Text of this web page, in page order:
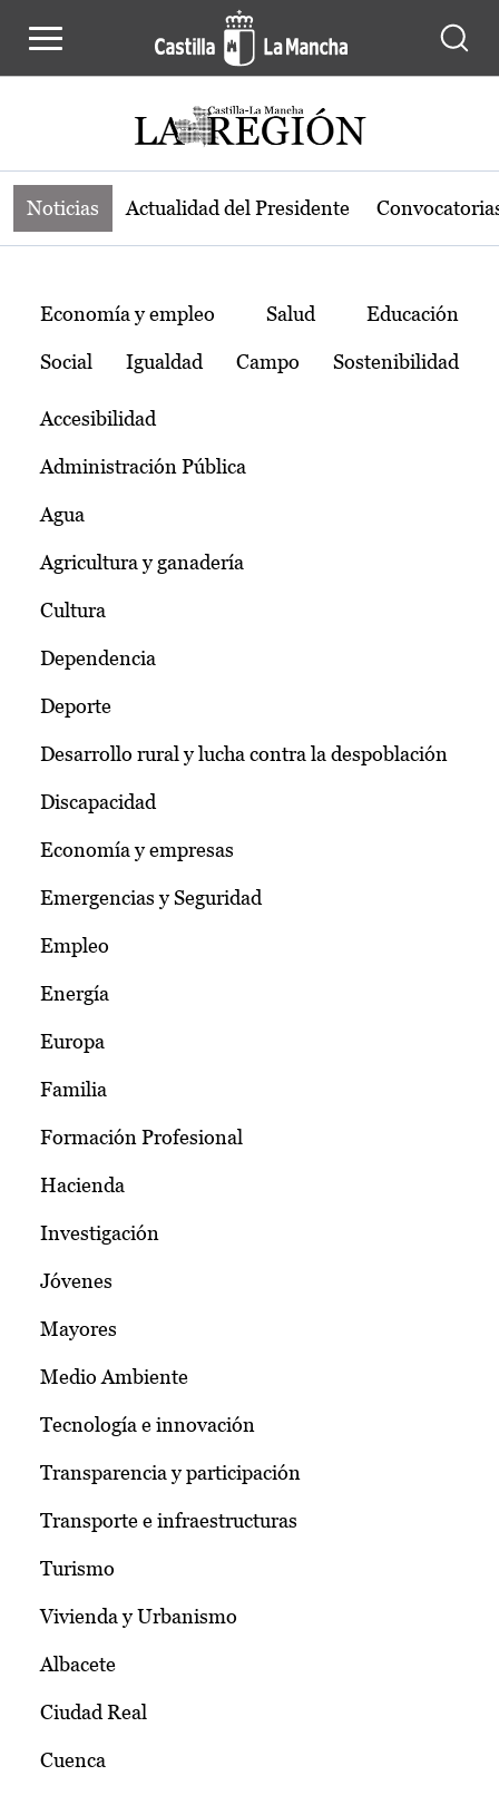
Noticias de la región de Castilla-La
Noticias Actualidad del Presidente
Temas
Economía y empleo Salud Educación
Social Igualdad Campo Sostenibilidad
Accesibilidad
Administración Pública
Agua
Agricultura y ganadería
Cultura
Dependencia
Deporte
Desarrollo rural y lucha contra la despoblación
Discapacidad
Economía y empresas
Emergencias y Seguridad
Empleo
Energía
Europa
Familia
Formación Profesional
Hacienda
Investigación
Jóvenes
Mayores
Medio Ambiente
Tecnología e innovación
Transparencia y participación
Transporte e infraestructuras
Turismo
Vivienda y Urbanismo
Albacete
Ciudad Real
Cuenca